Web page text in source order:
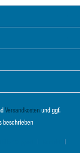
Versandkostenund ggf.
beschrieben